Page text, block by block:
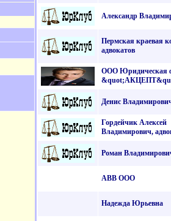
Александр
Пермская краевая
адвокатов
ООО Юридическая
Денис
Гордейчик Алексей
Владимирович,
Роман
АВВ ООО
Надежда Юрьевна